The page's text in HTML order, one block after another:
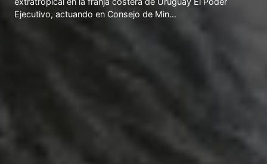
Ejecutivo, actuando en Consejo de Min…